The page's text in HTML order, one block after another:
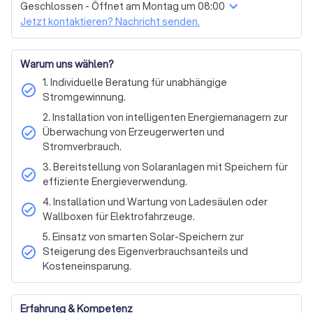
Aufbereitungsanlagen können Sie überschüssigen Strom
aus Ihrer PV-Anlage nutzen, um Wärmepumpen oder
Infrarotheizungen anzutreiben oder Warmwasser zu
erzeugen.
Darüber hinaus unterstützen wir Sie bei der Installation
von Ladesäulen oder Wallboxen für Ihr Elektrofahrzeug.
Wir kümmern uns um die gesamte Elektroinstallation und
nehmen auch die Anmeldung bzw. Genehmigung Ihrer
Ladestation beim Netzbetreiber vor.
Energietechnik Jungbauer steht für umweltfreundliche
und CO2-freie Stromerzeugung. Werden Sie unabhängig
von steigenden Stromkosten und fossiler Energie.
Kontaktieren Sie uns noch heute für ein unverbindliches
Angebot.
Photovoltaik-Anlage
Nur Installation
Geschlossen - Öffnet am Montag um 08:00
Jetzt kontaktieren? Nachricht senden.
Warum uns wählen?
check_circle 1. Individuelle Beratung für unabhängige
Stromgewinnung.
check_circle
2. Installation von intelligenten Energiemanagern zur
Überwachung von Erzeugerwerten und
Stromverbrauch.
check_circle 3. Bereitstellung von Solaranlagen mit Speichern für
effiziente Energieverwendung.
check_circle 4. Installation und Wartung von Ladesäulen oder
Wallboxen für Elektrofahrzeuge.
check_circle
5. Einsatz von smarten Solar-Speichern zur
Steigerung des Eigenverbrauchsanteils und
Kosteneinsparung.
Erfahrung & Kompetenz